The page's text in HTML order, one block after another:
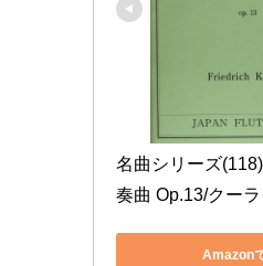
名曲シリーズ
奏曲 Op.13/クー
Amazon